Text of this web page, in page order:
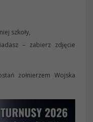
szkoły,
– zabierz zdjęcie
żołnierzem Wojska